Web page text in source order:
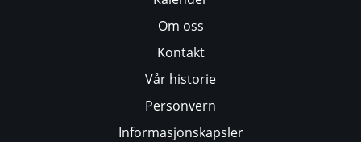
Om oss
Kontakt
Vår historie
Personvern
Informasjonskapsler